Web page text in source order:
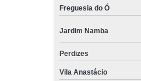
Freguesia do Ó
Jardim Namba
Perdizes
Vila Anastácio